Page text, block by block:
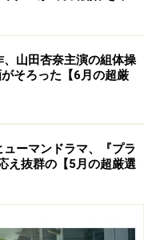
き金を引くことで禁
人以外）への不都合
駆り立てた女の、そ
山田杏奈主演の組体操
そろった【6月の超厳
ーマンドラマ、『プラ
え抜群の【5月の超厳選